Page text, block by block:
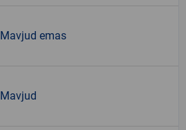
Mavjud emas
Mavjud